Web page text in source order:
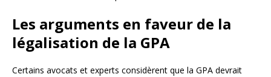
Les arguments en faveur de la
légalisation de la GPA
Certains avocats et experts considèrent que la GPA devrait